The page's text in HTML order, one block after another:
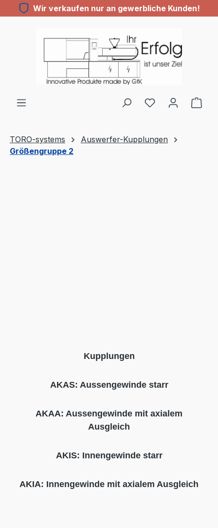
Zum Hauptinhalt springen
Wir verkaufen nur an gewerbliche Kunden!
TORO-systems
Auswerfer-Kupplungen
Größengruppe 2
Kupplungen
AKAS: Aussengewinde starr
AKAA: Aussengewinde mit axialem
Ausgleich
AKIS: Innengewinde starr
AKIA: Innengewinde mit axialem Ausgleich